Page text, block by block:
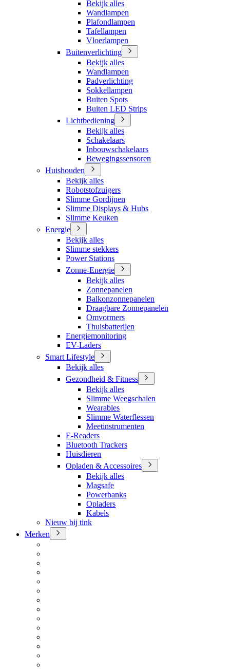
Bekijk alles
Wandlampen
Plafondlampen
Tafellampen
Vloerlampen
Buitenverlichting
Bekijk alles
Wandlampen
Padverlichting
Sokkellampen
Buiten Spots
Buiten LED Strips
Lichtbediening
Bekijk alles
Schakelaars
Inbouwschakelaars
Bewegingssensoren
Huishouden
Bekijk alles
Robotstofzuigers
Slimme Gordijnen
Slimme Displays & Hubs
Slimme Keuken
Energie
Bekijk alles
Slimme stekkers
Power Stations
Zonne-Energie
Bekijk alles
Zonnepanelen
Balkonzonnepanelen
Draagbare Zonnepanelen
Omvormers
Thuisbatterijen
Energiemonitoring
EV-Laders
Smart Lifestyle
Bekijk alles
Gezondheid & Fitness
Bekijk alles
Slimme Weegschalen
Wearables
Slimme Waterflessen
Meetinstrumenten
E-Readers
Bluetooth Trackers
Huisdieren
Opladen & Accessoires
Bekijk alles
Magsafe
Powerbanks
Opladers
Kabels
Nieuw bij tink
Merken